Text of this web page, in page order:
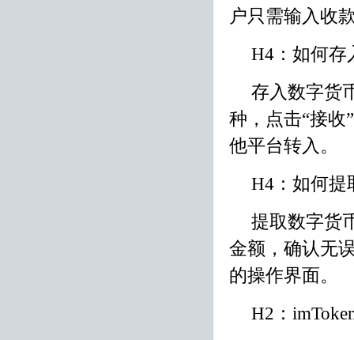
户只需输入收
H4：如何存
存入数字货
种，点击“接收
他平台转入。
H4：如何提
提取数字货
金额，确认无
的操作界面。
H2：